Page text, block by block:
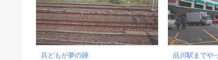
兵どもが夢の跡
品川駅までや